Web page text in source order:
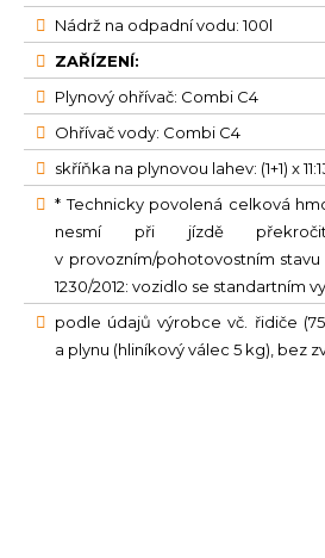
Nádrž na odpadní vodu: 100l
ZAŘÍZENÍ:
Plynový ohřívač: Combi C4
Ohřívač vody: Combi C4
skříňka na plynovou lahev: (1+1) x
* Technicky povolená celková
nesmí při jízdě
v provozním/pohotovostním stavu
1230/2012: vozidlo se standartním
podle údajů výrobce vč. řidiče
a plynu (hliníkový válec 5 kg), bez